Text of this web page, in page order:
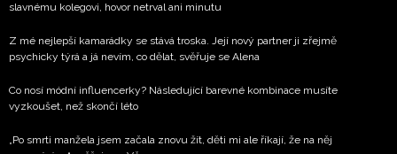
slavnému kolegovi, hovor netrval ani minutu
Z mé nejlepší kamarádky se stává troska. Její nový partner ji zřejmě
psychicky týrá a já nevím, co dělat, svěřuje se Alena
Co nosí módní influencerky? Následující barevné kombinace musíte
vyzkoušet, než skončí léto
„Po smrti manžela jsem začala znovu žít, děti mi ale říkají, že na něj